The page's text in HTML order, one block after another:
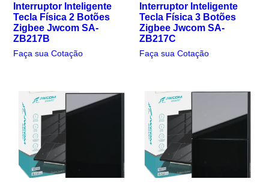
Interruptor Inteligente
Tecla Física 2 Botões
Zigbee Jwcom SA-
ZB217B
Faça sua Cotação
Interruptor Inteligente
Tecla Física 3 Botões
Zigbee Jwcom SA-
ZB217C
Faça sua Cotação